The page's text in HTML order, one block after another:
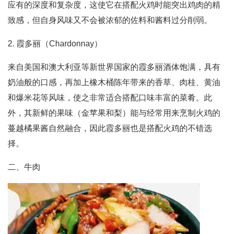
应有的深度和复杂度，这使它在搭配火鸡时能突出鸡肉的精
致感，但自身风味又不会被浓郁的佐料和酱料过分削弱。
2. 霞多丽（Chardonnay）
来自美国和澳大利亚等新世界国家的霞多丽酒体饱满，具有
奶油般的口感，再加上橡木桶陈年带来的香草、肉桂、黄油
和爆米花等风味，使之非常适合搭配口味丰富的菜肴。此
外，其新鲜的果味（金苹果和梨）能与经常用来烹制火鸡的
蔓越橘果酱自然融合，因此霞多丽也是搭配火鸡的不错选
择。
二、牛肉